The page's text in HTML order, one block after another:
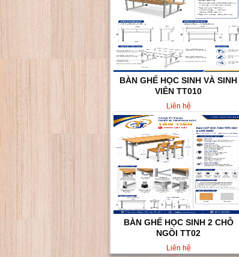
BÀN GHẾ HỌC SINH VÀ SINH
VIÊN TT010
Liên hệ
BÀN GHẾ HỌC SINH 2 CHỖ
NGỒI TT02
Liên hệ